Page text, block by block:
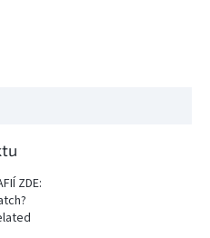
ZDE: